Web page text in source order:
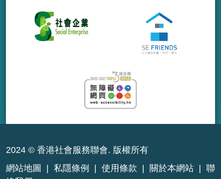
2024 © 香港社會服務聯會. 版權所有
網站地圖
私隱條例 使用條款 關於本網站
聯